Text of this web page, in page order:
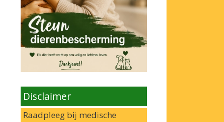
Disclaimer
Raadpleeg bij medische